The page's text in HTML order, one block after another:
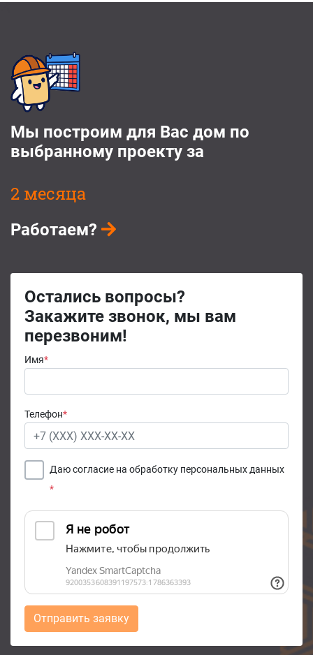
Мы построим для Вас дом по
выбранному проекту за
2 месяца
Работаем?
Остались вопросы?
Закажите звонок, мы вам
перезвоним!
Имя*
Телефон*
Даю согласие на обработку персональных данных
*
Отправить заявку